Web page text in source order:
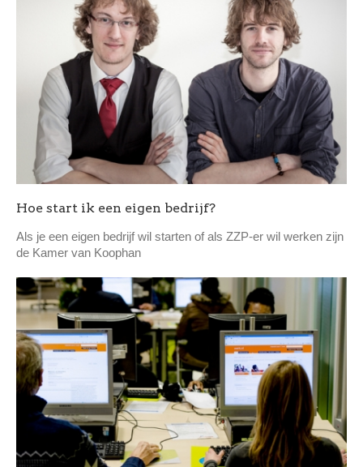
Hoe start ik een eigen bedrijf?
Als je een eigen bedrijf wil starten of als ZZP-er wil werken zijn
de Kamer van Koophan